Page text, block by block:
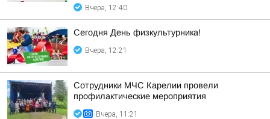
Вчера, 12:40
Сегодня День физкультурника!
Вчера, 12:21
Сотрудники МЧС Карелии провели
профилактические мероприятия
Вчера, 11:21